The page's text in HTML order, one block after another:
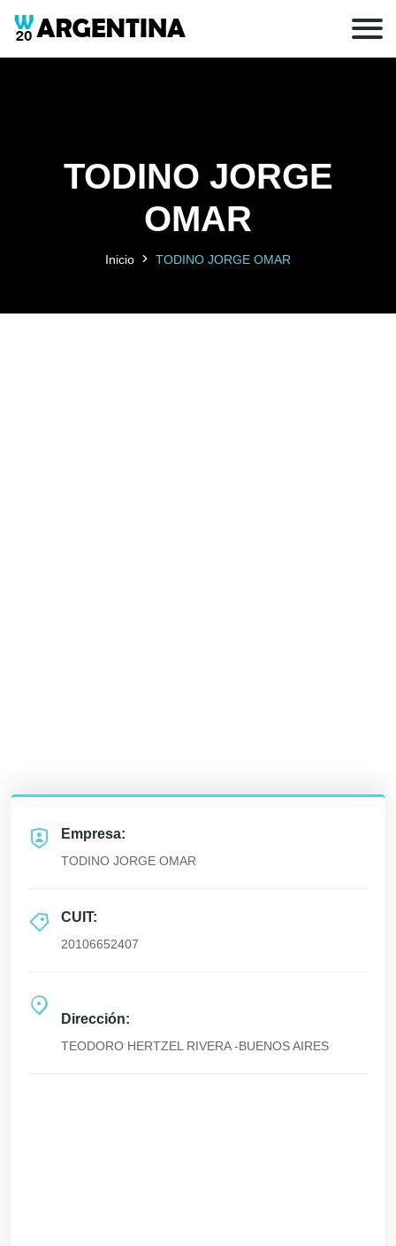
TODINO JORGE
OMAR
Inicio TODINO JORGE OMAR
Empresa:
TODINO JORGE OMAR
CUIT:
20106652407
Dirección:
TEODORO HERTZEL RIVERA -BUENOS AIRES